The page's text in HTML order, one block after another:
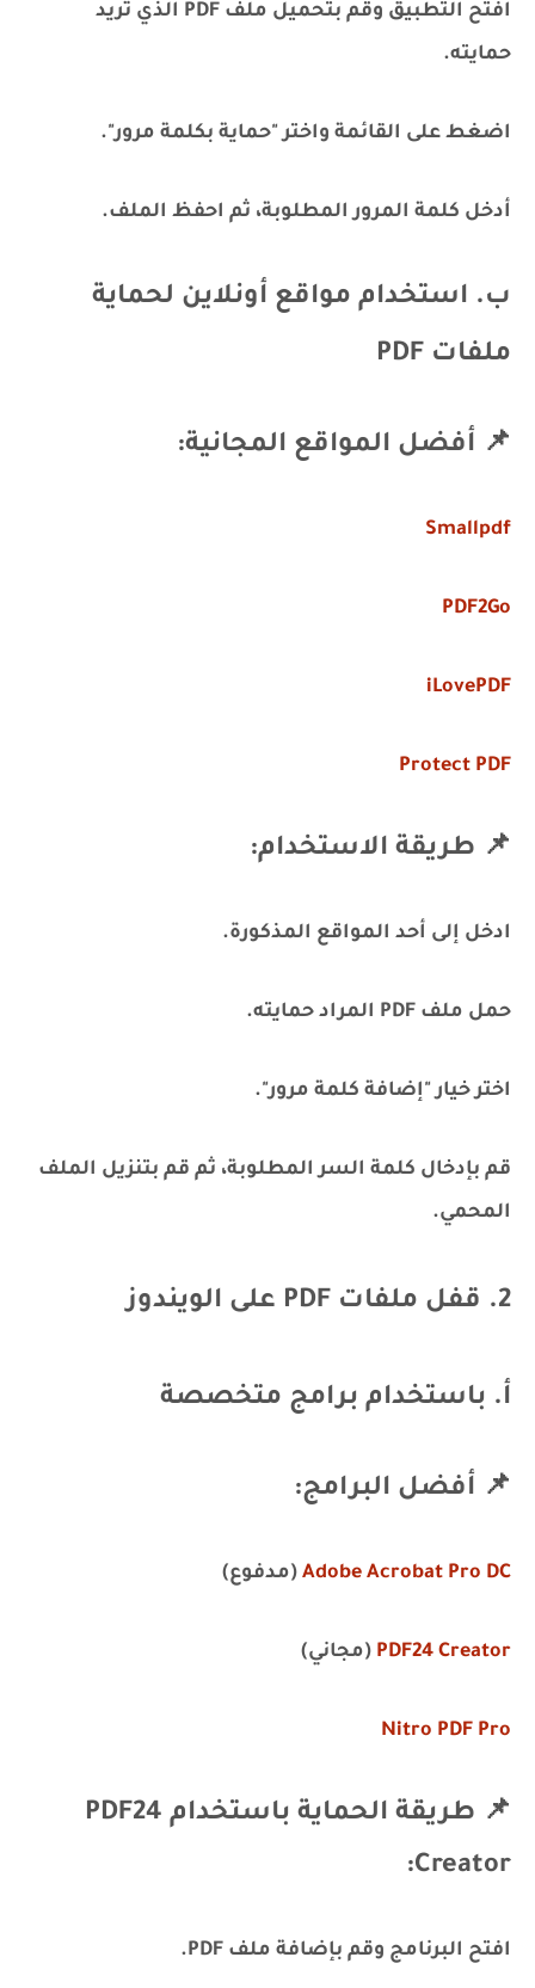
افتح التطبيق وقم بتحميل ملف PDF الذي تريد
حمايته.
اضغط على القائمة واختر "حماية بكلمة مرور".
أدخل كلمة المرور المطلوبة، ثم احفظ الملف.
ب. استخدام مواقع أونلاين لحماية
ملفات PDF
📌 أفضل المواقع المجانية:
Smallpdf
PDF2Go
iLovePDF
Protect PDF
📌 طريقة الاستخدام:
ادخل إلى أحد المواقع المذكورة.
حمل ملف PDF المراد حمايته.
اختر خيار "إضافة كلمة مرور".
قم بإدخال كلمة السر المطلوبة، ثم قم بتنزيل الملف
المحمي.
2. قفل ملفات PDF على الويندوز
أ. باستخدام برامج متخصصة
📌 أفضل البرامج:
Adobe Acrobat Pro DC (مدفوع)
PDF24 Creator (مجاني)
Nitro PDF Pro
📌 طريقة الحماية باستخدام PDF24
Creator:
افتح البرنامج وقم بإضافة ملف PDF.